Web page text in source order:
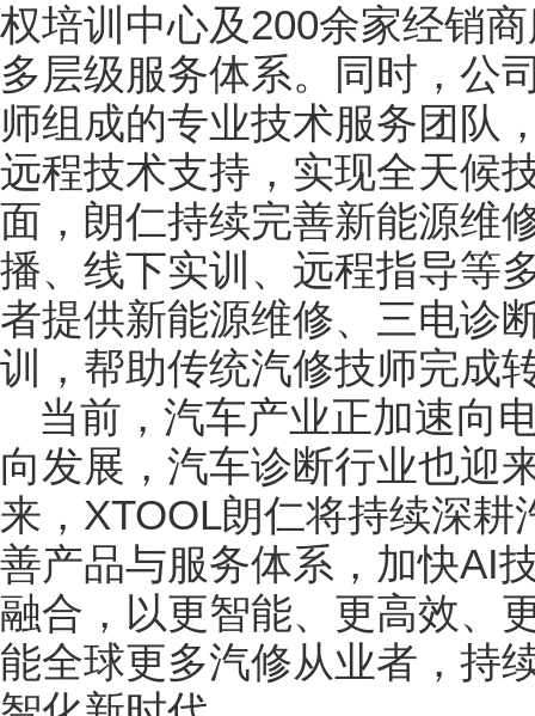
权培训中心及200余家经销
多层级服务体系。同时，公
师组成的专业技术服务团队
远程技术支持，实现全天候
面，朗仁持续完善新能源维
播、线下实训、远程指导等
者提供新能源维修、三电诊
训，帮助传统汽修技师完成
当前，汽车产业正加速向
向发展，汽车诊断行业也迎
来，XTOOL朗仁将持续深
善产品与服务体系，加快AI
融合，以更智能、更高效、
能全球更多汽修从业者，持